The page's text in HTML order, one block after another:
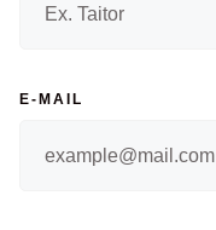
E-MAIL